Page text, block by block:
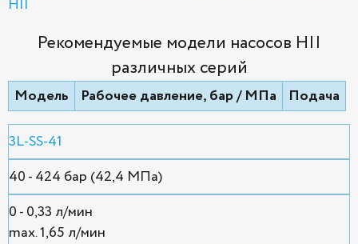
HII
Рекомендуемые модели насосов HII
различных серий
Модель Рабочее давление, бар / МПа Подача
3L-SS-41
40 - 424 бар (42,4 МПа)
0 - 0,33 л/мин
max. 1,65 л/мин